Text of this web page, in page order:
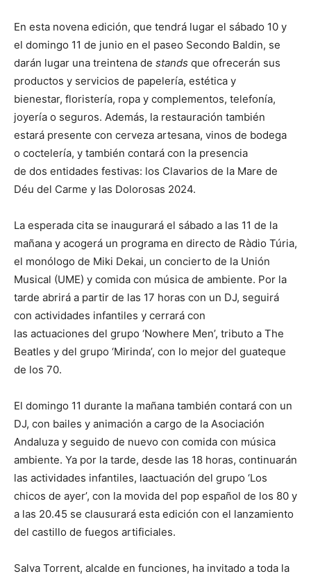
En esta novena edición, que tendrá lugar el sábado 10 y
el domingo 11 de junio en el paseo Secondo Baldin, se
darán lugar una treintena de stands que ofrecerán sus
productos y servicios de papelería, estética y
bienestar, floristería, ropa y complementos, telefonía,
joyería o seguros. Además, la restauración también
estará presente con cerveza artesana, vinos de bodega
o coctelería, y también contará con la presencia
de dos entidades festivas: los Clavarios de la Mare de
Déu del Carme y las Dolorosas 2024.
La esperada cita se inaugurará el sábado a las 11 de la
mañana y acogerá un programa en directo de Ràdio Túria,
el monólogo de Miki Dekai, un concierto de la Unión
Musical (UME) y comida con música de ambiente. Por la
tarde abrirá a partir de las 17 horas con un DJ, seguirá
con actividades infantiles y cerrará con
las actuaciones del grupo ‘Nowhere Men’, tributo a The
Beatles y del grupo ‘Mirinda’, con lo mejor del guateque
de los 70.
El domingo 11 durante la mañana también contará con un
DJ, con bailes y animación a cargo de la Asociación
Andaluza y seguido de nuevo con comida con música
ambiente. Ya por la tarde, desde las 18 horas, continuarán
las actividades infantiles, laactuación del grupo ‘Los
chicos de ayer’, con la movida del pop español de los 80 y
a las 20.45 se clausurará esta edición con el lanzamiento
del castillo de fuegos artificiales.
Salva Torrent, alcalde en funciones, ha invitado a toda la